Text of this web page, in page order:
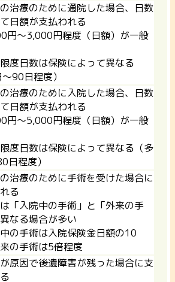
の治療のために通院した場合、日数
日額が支払われる
円〜3,000円程度（日額）が一般
限度日数は保険によって異なる
〜90日程度）
の治療のために入院した場合、日数
日額が支払われる
円〜5,000円程度（日額）が一般
限度日数は保険によって異なる（多
日程度）
の治療のために手術を受けた場合に
る
は「入院中の手術」と「外来の手
なる場合が多い
中の手術は入院保険金日額の10
の手術は5倍程度
が原因で後遺障害が残った場合に支